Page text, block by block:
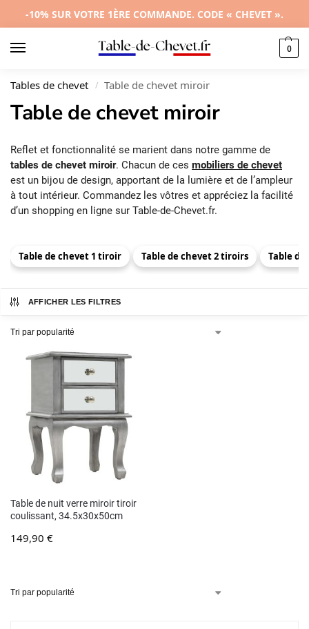
-10% SUR VOTRE 1ÈRE COMMANDE. CODE « CHEVET ».
0
Tables de chevet / Table de chevet miroir
Table de chevet miroir
Reflet et fonctionnalité se marient dans notre gamme de
tables de chevet miroir. Chacun de ces mobiliers de chevet
est un bijou de design, apportant de la lumière et de l’ampleur
à tout intérieur. Commandez les vôtres et appréciez la facilité
d’un shopping en ligne sur Table-de-Chevet.fr.
Table de chevet 1 tiroir Table de chevet 2 tiroirs Table
AFFICHER LES FILTRES
Table de nuit verre miroir tiroir
coulissant, 34.5x30x50cm
149,90 €